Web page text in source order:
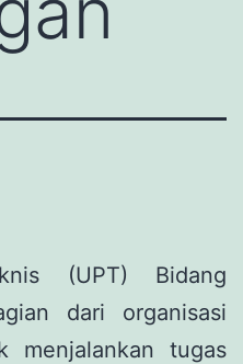
(UPT) Bidang
dari organisasi
menjalankan tugas